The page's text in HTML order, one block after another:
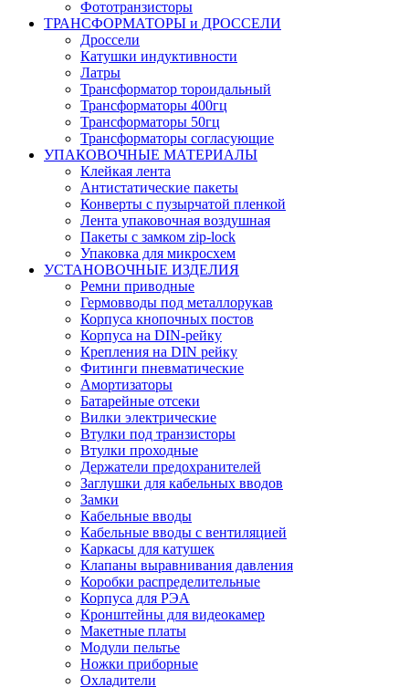
Фототранзисторы
ТРАНСФОРМАТОРЫ и ДРОССЕЛИ
Дроссели
Катушки индуктивности
Латры
Трансформатор тороидальный
Трансформаторы 400гц
Трансформаторы 50гц
Трансформаторы согласующие
УПАКОВОЧНЫЕ МАТЕРИАЛЫ
Клейкая лента
Антистатические пакеты
Конверты с пузырчатой пленкой
Лента упаковочная воздушная
Пакеты с замком zip-lock
Упаковка для микросхем
УСТАНОВОЧНЫЕ ИЗДЕЛИЯ
Ремни приводные
Гермовводы под металлорукав
Корпуса кнопочных постов
Корпуса на DIN-рейку
Крепления на DIN рейку
Фитинги пневматические
Амортизаторы
Батарейные отсеки
Вилки электрические
Втулки под транзисторы
Втулки проходные
Держатели предохранителей
Заглушки для кабельных вводов
Замки
Кабельные вводы
Кабельные вводы с вентиляцией
Каркасы для катушек
Клапаны выравнивания давления
Коробки распределительные
Корпуса для РЭА
Кронштейны для видеокамер
Макетные платы
Модули пельтье
Ножки приборные
Охладители